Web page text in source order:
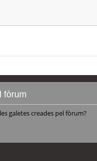
fòrum
galetes creades pel fòrum?